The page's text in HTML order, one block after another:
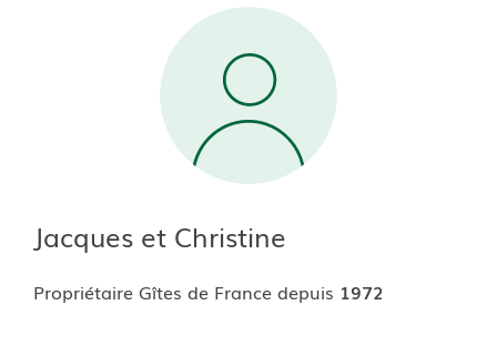
Jacques et Christine
Propriétaire Gîtes de France depuis 1972